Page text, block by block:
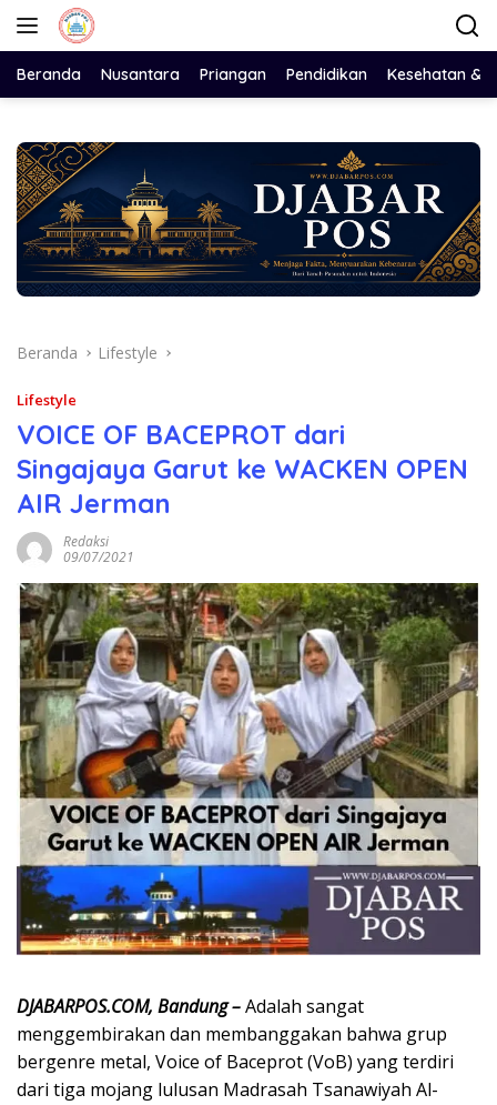
Langsung
Beranda Nusantara Priangan Pendidikan Kesehatan &
Beranda Lifestyle
Lifestyle
VOICE OF BACEPROT dari
Singajaya Garut ke WACKEN OPEN
AIR Jerman
Redaksi
09/07/2021
DJABARPOS.COM, Bandung –Adalah sangat
menggembirakan dan membanggakan bahwa grup
bergenre metal, Voice of Baceprot (VoB) yang terdiri
dari tiga mojang lulusan Madrasah Tsanawiyah Al-